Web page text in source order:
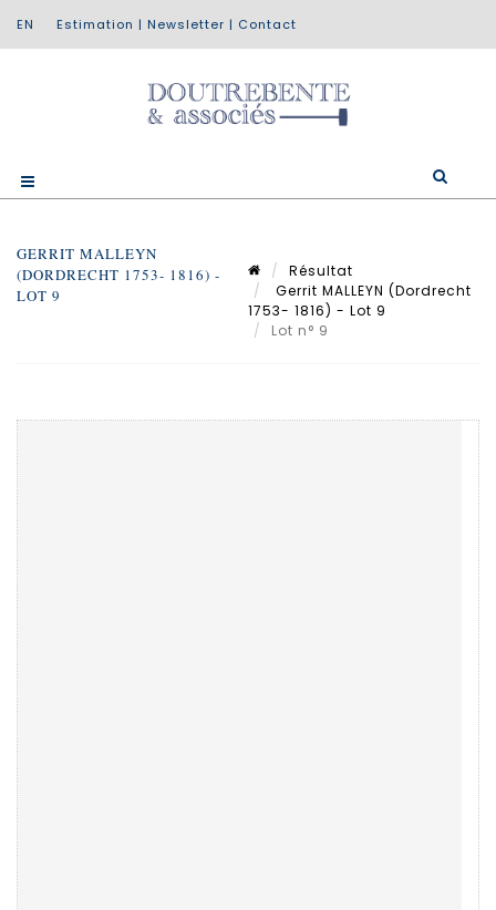
Estimation | Newsletter | Contact
GERRIT MALLEYN
(DORDRECHT 1753- 1816) -
LOT 9
Résultat
Gerrit MALLEYN (Dordrecht
1753- 1816) - Lot 9
Lot n° 9